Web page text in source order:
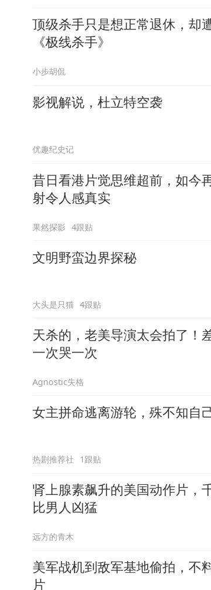
顶级杀手只是想正常退休，却
《极线杀手》
小步胡侃
影视解说，杜立特空袭
优趣纪史记
昔日看港片觉思维超前，如今
射令人感真实
果然探影 4跟贴
文明野蛮边界探秘
大头是只猫 4跟贴
天杀的，老美导演太会拍了！
一次哭一次
Agnostic失格
女主拼命逃离游轮，殊不知自
热剧推荐社 1跟贴
肾上腺素飙升的美国动作片，
比男人凶猛
远方的青木
美军战机到敌军基地偷拍，不
片